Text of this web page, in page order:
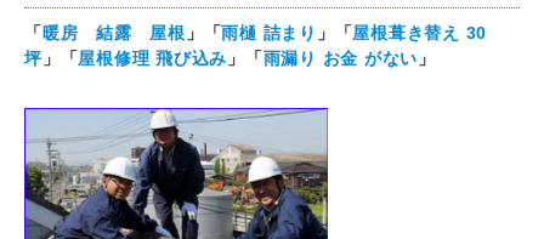
「暖房 結露 屋根 」「雨樋 詰まり 」「屋根葺き替え 30
坪」「屋根修理 飛び込み 」「雨漏り お金 がない 」